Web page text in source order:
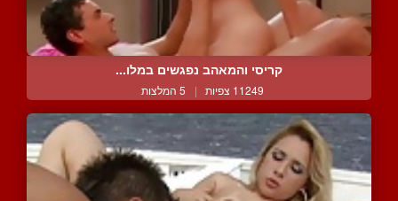
קריסי והמאהב נפגשים במלו...
11249 צפיות | 5 המלצות